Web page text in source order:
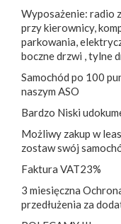
Wyposażenie: radio
przy kierownicy,
parkowania,
boczne drzwi , tylne
Samochód po 100
naszym ASO
Bardzo Niski
Możliwy zakup w
zostaw swój
Faktura VAT23%
3 miesięczna
przedłużenia za